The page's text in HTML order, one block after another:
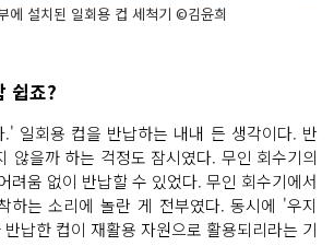
에 설치된 일회용 컵 세척기 ©김윤희
쉽죠?
일회용 컵을 반납하는 내내 든 생각이다. 반
않을까 하는 걱정도 잠시였다. 무인 회수기의
려움 없이 반납할 수 있었다. 무인 회수기에서
하는 소리에 놀란 게 전부였다. 동시에 '우지
납한 컵이 재활용 자원으로 활용되리라는 기